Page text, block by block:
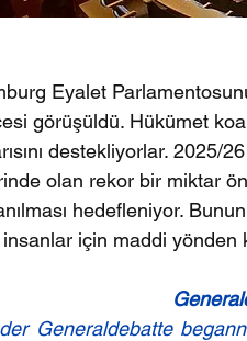
Eyalet
görüşüldü. Hükümet
destekliyorlar. 2025/
olan rekor bir miktar
hedefleniyor.
için maddi yönden
Generaldebatte